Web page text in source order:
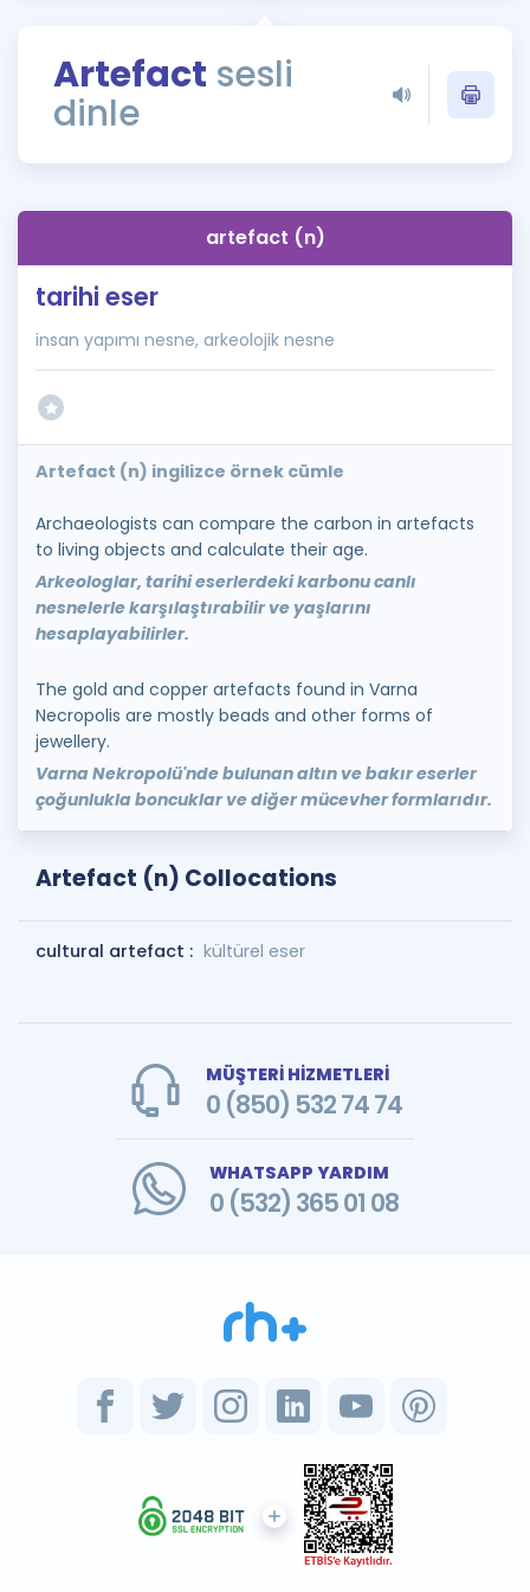
Rehberlik Aracı
ÖSYM Sınav Takvimi
İngilizce Gramer
Artefact sesli
dinle
artefact (n)
tarihi eser
insan yapımı nesne, arkeolojik nesne
Artefact (n) ingilizce örnek cümle
Archaeologists can compare the carbon in artefacts
to living objects and calculate their age.
Arkeologlar, tarihi eserlerdeki karbonu canlı
nesnelerle karşılaştırabilir ve yaşlarını
hesaplayabilirler.
The gold and copper artefacts found in Varna
Necropolis are mostly beads and other forms of
jewellery.
Varna Nekropolü'nde bulunan altın ve bakır eserler
çoğunlukla boncuklar ve diğer mücevher formlarıdır.
Artefact (n) Collocations
cultural artefact : kültürel eser
MÜŞTERİ HİZMETLERİ
0 (850) 532 74 74
WHATSAPP YARDIM
0 (532) 365 01 08